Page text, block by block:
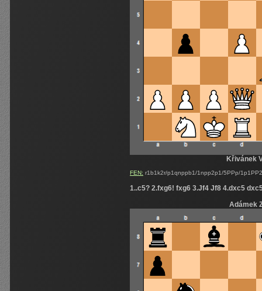
Křivánek
FEN: r1b1k2r/p1qnppb1/1npp2p1/5PPp/
1..c5? 2.fxg6! fxg6 3.Jf4 Jf8 4.dxc5
Adámek